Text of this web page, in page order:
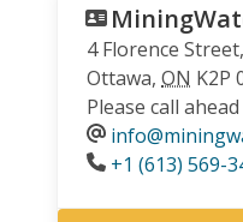
4 Florence
Ottawa, ON K2P
Please call
Phone
+1 (613) 569-